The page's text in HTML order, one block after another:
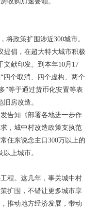
将政策扩围涉近300城市。
提倡，在超大特大城市积极
文献印发。到本年10月17
四个取消、四个虚构、两个
”等于通过货币化安置等表
房改造。
告知《部署各地进一步作
，城中村改造政策支执范
住东说念主口300万以上的
上城市。
程。这几年，事关城中村
扩围，不错让更多城市享
推动地方经济发展，带动